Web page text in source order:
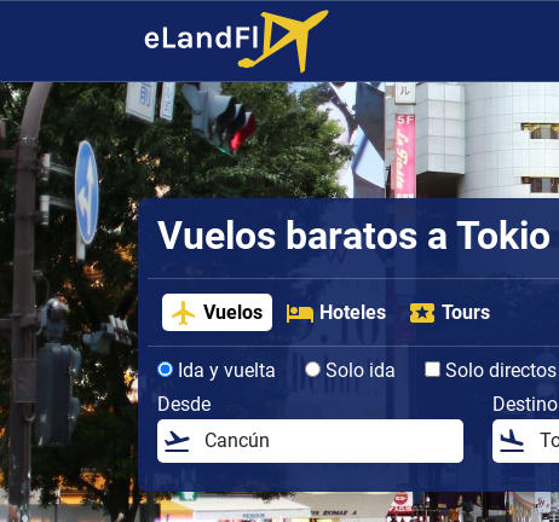
Vuelos baratos a Tokio
Vuelos Hoteles Tours
Ida y vuelta Solo ida
Solo directos
Desde
Destino